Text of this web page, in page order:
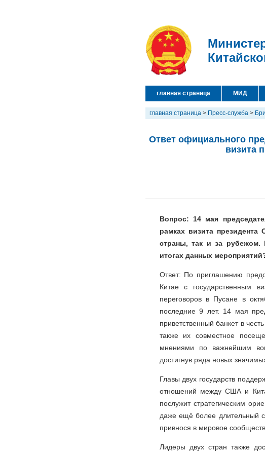
главная страница МИД
главная страница > Пресс-служба >
Ответ официального
визита
Вопрос: 14 мая
рамках визита
страны, так и за рубежом.
итогах данных
Ответ: По приглашению
Китае с государственным
переговоров в Пусане в
последние 9 лет. 14 мая
приветственный банкет в
также их совместное
мнениями по важнейшим
достигнув ряда новых
Главы двух государств
отношений между США и
послужит стратегическим
даже ещё более длительный
привнося в мировое
Лидеры двух стран также